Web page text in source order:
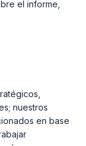
el informe,
nuestros
en base